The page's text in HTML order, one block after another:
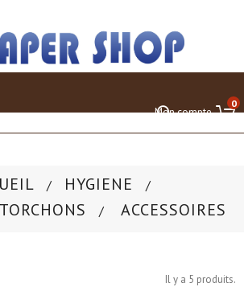
0
Mon compte
HYGIENE
ACCESSOIRES
Il y a 5 produits.